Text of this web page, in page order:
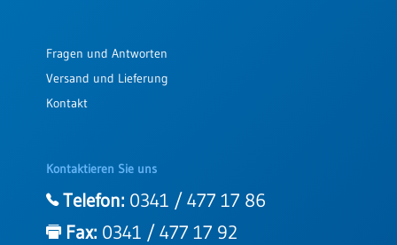
Fragen und Antworten
Versand und Lieferung
Kontakt
Kontaktieren Sie uns
Telefon: 0341 / 477 17 86
Fax: 0341 / 477 17 92